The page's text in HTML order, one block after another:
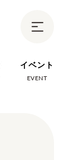
イベント
EVENT